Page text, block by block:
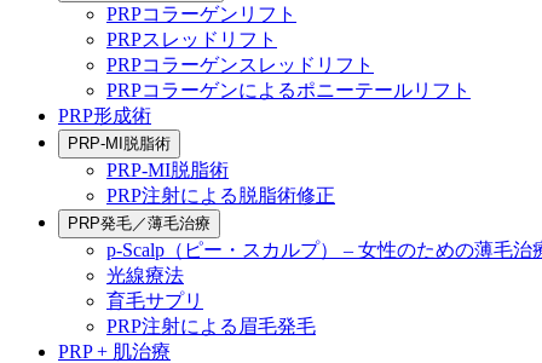
PRPコラーゲンリフト
PRPスレッドリフト
PRPコラーゲンスレッドリフト
PRPコラーゲンによるポニーテールリフト
PRP形成術
PRP-MI脱脂術
PRP-MI脱脂術
PRP注射による脱脂術修正
PRP発毛／薄毛治療
p-Scalp（ピー・スカルプ） – 女性のための薄毛治
光線療法
育毛サプリ
PRP注射による眉毛発毛
PRP + 肌治療